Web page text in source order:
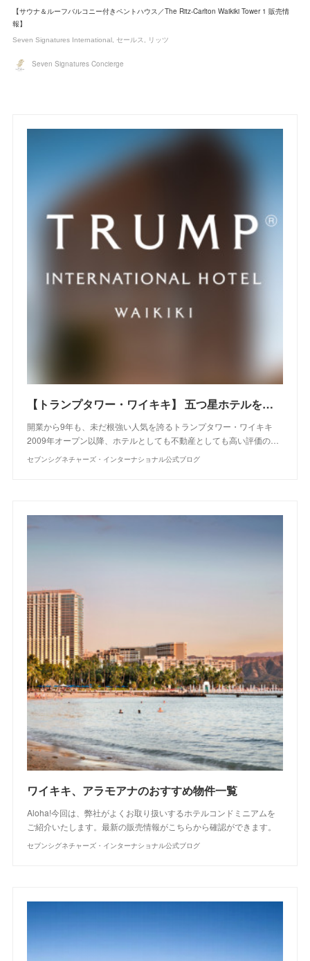
【サウナ＆ルーフバルコニー付きペントハウス／The Ritz-Carlton Waikiki Tower 1 販売情
報】
Seven Signatures International セールス リッツ
Seven Signatures Concierge
【トランプタワー・ワイキキ】 五つ星ホテルを所有する贅沢
開業から9年も、未だ根強い人気を誇るトランプタワー・ワイキキ
2009年オープン以降、ホテルとしても不動産としても高い評価の…
セブンシグネチャーズ・インターナショナル公式ブログ
ワイキキ、アラモアナのおすすめ物件一覧
Aloha!今回は、弊社がよくお取り扱いするホテルコンドミニアムを
ご紹介いたします。最新の販売情報がこちらから確認ができます。
セブンシグネチャーズ・インターナショナル公式ブログ